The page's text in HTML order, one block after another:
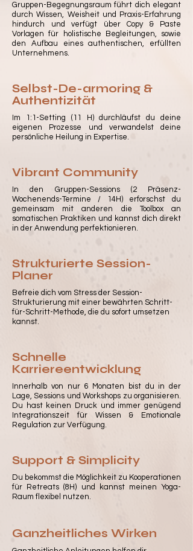
Gruppen-Begegnungsraum führt dich elegant
durch Wissen, Weisheit und Praxis-Erfahrung
hindurch und verfügt über Copy & Paste
Vorlagen für holistische Begleitungen, sowie
den Aufbau eines authentischen, erfüllten
Unternehmens.
Selbst-De-armoring &
Authentizität
Im 1:1-Setting (11 H) durchläufst du deine
eigenen Prozesse und verwandelst deine
persönliche Heilung in Expertise.
Vibrant Community
In den Gruppen-Sessions (2 Präsenz-
Wochenends-Termine / 14H) erforschst du
gemeinsam mit anderen die Toolbox an
somatischen Praktiken und kannst dich direkt
in der Anwendung perfektionieren.
Strukturierte Session-
Planer
Befreie dich vom Stress der Session-
Strukturierung mit einer bewährten Schritt-
für-Schritt-Methode, die du sofort umsetzen
kannst.
Schnelle
Karriereentwicklung
Innerhalb von nur 6 Monaten bist du in der
Lage, Sessions und Workshops zu organisieren.
Du hast keinen Druck und immer genügend
Integrationszeit für Wissen & Emotionale
Regulation zur Verfügung.
Support & Simplicity
Du bekommst die Möglichkeit zu Kooperationen
für Retreats (8H) und kannst meinen Yoga-
Raum flexibel nutzen.
Ganzheitliches Wirken